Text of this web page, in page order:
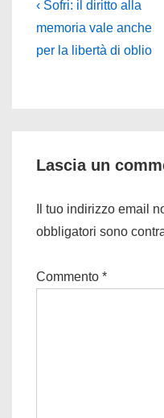
Navigazione
articoli
L'articolo
precedente
è
‹ Sofri: il diritto alla
memoria vale anche
per la libertà di oblio
Lascia un
Il tuo indirizzo email
obbligatori sono
Commento *